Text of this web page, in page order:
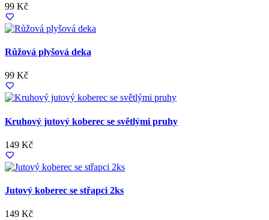
99 Kč
Růžová plyšová deka
99 Kč
Kruhový jutový koberec se světlými pruhy
149 Kč
Jutový koberec se střapci 2ks
149 Kč